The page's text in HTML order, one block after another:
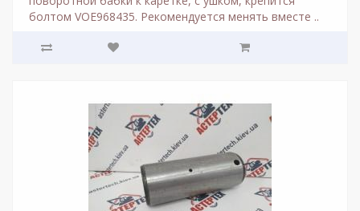
болтом VOE968435. Рекомендуется менять вместе ..